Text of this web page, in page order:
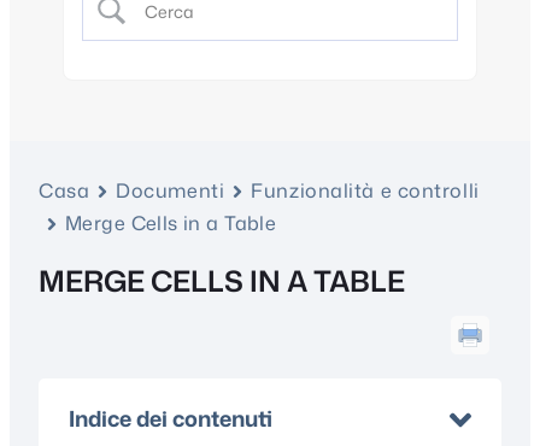
Casa Documenti
Funzionalità e controlli
Merge Cells in a Table
MERGE CELLS IN A TABLE
Indice dei contenuti